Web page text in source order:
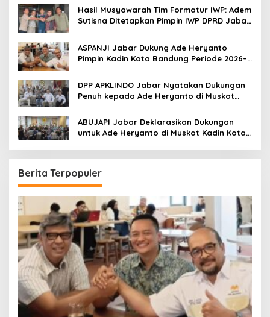
Hasil Musyawarah Tim Formatur IWP: Adem
Sutisna Ditetapkan Pimpin IWP DPRD Jabar
ASPANJI Jabar Dukung Ade Heryanto
Pimpin Kadin Kota Bandung Periode 2026–
DPP APKLINDO Jabar Nyatakan Dukungan
Penuh kepada Ade Heryanto di Muskot
ABUJAPI Jabar Deklarasikan Dukungan
untuk Ade Heryanto di Muskot Kadin Kota
Berita Terpopuler